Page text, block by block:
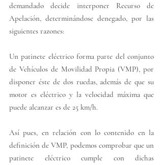
demandado decide interponer Recurso de
Apelación, determinándose denegado, por las
siguientes razones:
Un patinete eléctrico forma parte del conjunto
de Vehículos de Movilidad Propia (VMP), por
disponer éste de dos ruedas, además de que su
motor es eléctrico y la velocidad máxima que
puede alcanzar es de 25 km/h.
Así pues, en relación con lo contenido en la
definición de VMP, podemos comprobar que un
patinete eléctrico cumple con dichas